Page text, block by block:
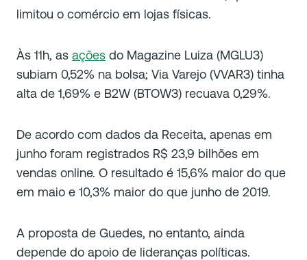
limitou o comércio em lojas físicas.
Às 11h, as ações do Magazine Luiza (MGLU3)
subiam 0,52% na bolsa; Via Varejo (VVAR3) tinha
alta de 1,69% e B2W (BTOW3) recuava 0,29%.
De acordo com dados da Receita, apenas em
junho foram registrados R$ 23,9 bilhões em
vendas online. O resultado é 15,6% maior do que
em maio e 10,3% maior do que junho de 2019.
A proposta de Guedes, no entanto, ainda
depende do apoio de lideranças políticas.